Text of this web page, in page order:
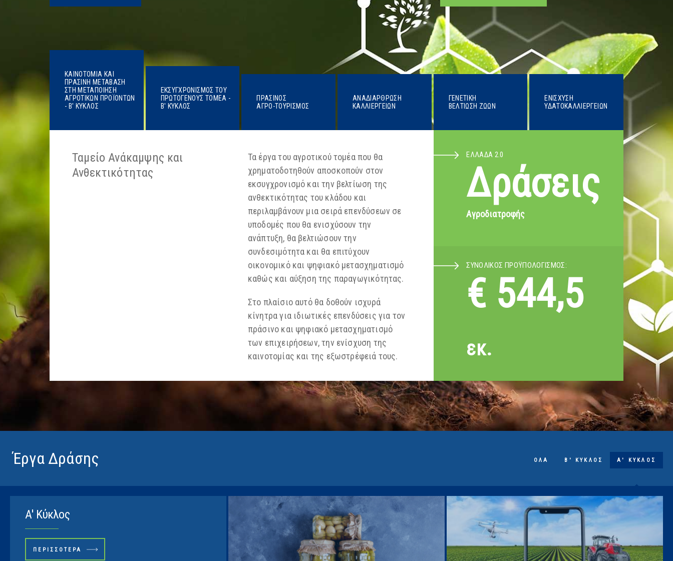
ΚΑΙΝΟΤΟΜΊΑ ΚΑΙ
ΠΡΆΣΙΝΗ ΜΕΤΆΒΑΣΗ
ΣΤΗ ΜΕΤΑΠΟΊΗΣΗ
ΑΓΡΟΤΙΚΏΝ ΠΡΟΪΌΝΤΩΝ
- Β' ΚΎΚΛΟΣ
ΕΚΣΥΓΧΡΟΝΙΣΜΌΣ ΤΟΥ
ΠΡΩΤΟΓΕΝΟΎΣ TΟΜΈΑ -
Β' ΚΎΚΛΟΣ
ΠΡΆΣΙΝΟΣ
ΑΓΡΟ-ΤΟΥΡΙΣΜΌΣ
ΑΝΑΔΙΆΡΘΡΩΣΗ
ΚΑΛΛΙΕΡΓΕΙΏΝ
ΓΕΝΕΤΙΚΉ
ΒΕΛΤΊΩΣΗ ΖΏΩΝ
ΕΝΊΣΧΥΣΗ
ΥΔΑΤΟΚΑΛΛΙΕΡΓΕΙΏΝ
Ταμείο Ανάκαμψης και
Ανθεκτικότητας
Τα έργα του αγροτικού τομέα που θα
χρηματοδοτηθούν αποσκοπούν στον
εκσυγχρονισμό και την βελτίωση της
ανθεκτικότητας του κλάδου και
περιλαμβάνουν μια σειρά επενδύσεων σε
υποδομές που θα ενισχύσουν την
ανάπτυξη, θα βελτιώσουν την
συνδεσιμότητα και θα επιτύχουν
οικονομικό και ψηφιακό μετασχηματισμό
καθώς και αύξηση της παραγωγικότητας.
Στο πλαίσιο αυτό θα δοθούν ισχυρά
κίνητρα για ιδιωτικές επενδύσεις για τον
πράσινο και ψηφιακό μετασχηματισμό
των επιχειρήσεων, την ενίσχυση της
καινοτομίας και της εξωστρέφειά τους.
ΕΛΛΑΔΑ 2.0
Δράσεις
Αγροδιατροφής
ΣΥΝΟΛΙΚΟΣ ΠΡΟΫΠΟΛΟΓΙΣΜΟΣ:
€ 544,5
εκ.
Έργα Δράσης ΌΛΑ Β' ΚΎΚΛΟΣ Α' ΚΎΚΛΟΣ
Α' Κύκλος
ΠΕΡΙΣΣΌΤΕΡΑ